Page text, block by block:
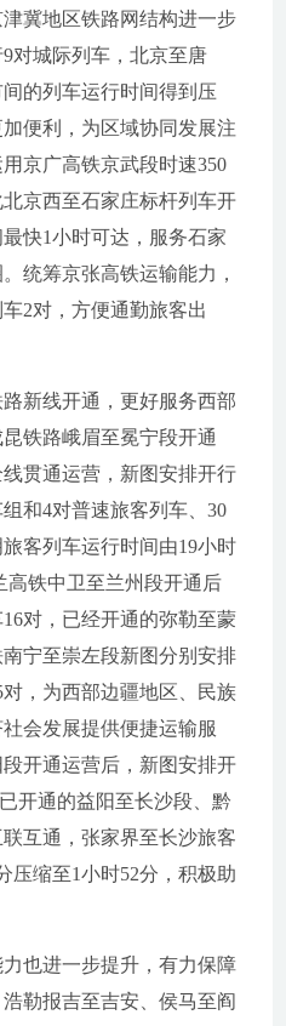
冀地区铁路网结构进一步
对城际列车，北京至唐
的列车运行时间得到压
便利，为区域协同发展注
京广高铁京武段时速350
京西至石家庄标杆列车开
快1小时可达，服务石家
统筹京张高铁运输能力，
2对，方便通勤旅客出
新线开通，更好服务西部
铁路峨眉至冕宁段开通
贯通运营，新图安排开行
和4对普速旅客列车、30
客列车运行时间由19小时
高铁中卫至兰州段开通后
对，已经开通的弥勒至蒙
宁至崇左段新图分别安排
，为西部边疆地区、民族
会发展提供便捷运输服
开通运营后，新图安排开
开通的益阳至长沙段、黔
互通，张家界至长沙旅客
压缩至1小时52分，积极助
也进一步提升，有力保障
勒报吉至吉安、侯马至阎